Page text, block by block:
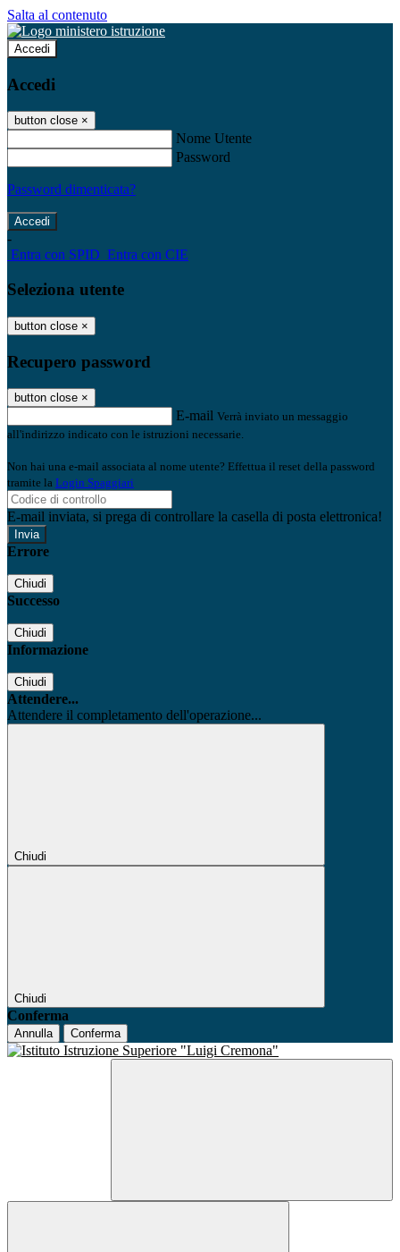
Salta al contenuto
Accedi
Accedi
button close ×
Nome Utente
Password
Password dimenticata?
-
Entra con SPID Entra con CIE
Seleziona utente
button close ×
Recupero password
button close ×
E-mail Verrà inviato un messaggio
all'indirizzo indicato con le istruzioni necessarie.
Non hai una e-mail associata al nome utente? Effettua il reset della password
tramite la Login Spaggiari
E-mail inviata, si prega di controllare la casella di posta elettronica!
Errore
Chiudi
Successo
Chiudi
Informazione
Chiudi
Attendere...
Attendere il completamento dell'operazione...
Chiudi
Chiudi
Conferma
Annulla Conferma